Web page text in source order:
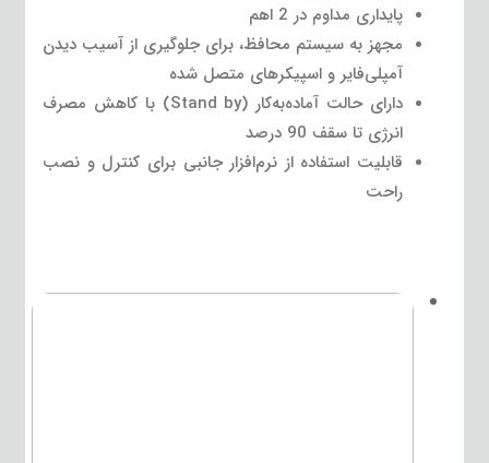
پایداری مداوم در 2 اهم
مجهز به سیستم محافظ، برای جلوگیری از آسیب دیدن
آمپلی‌فایر و اسپیکرهای متصل شده
دارای حالت آماده‌به‌کار (Stand by) با کاهش مصرف
انرژی تا سقف 90 درصد
قابلیت استفاده از نرم‌افزار جانبی برای کنترل و نصب
راحت